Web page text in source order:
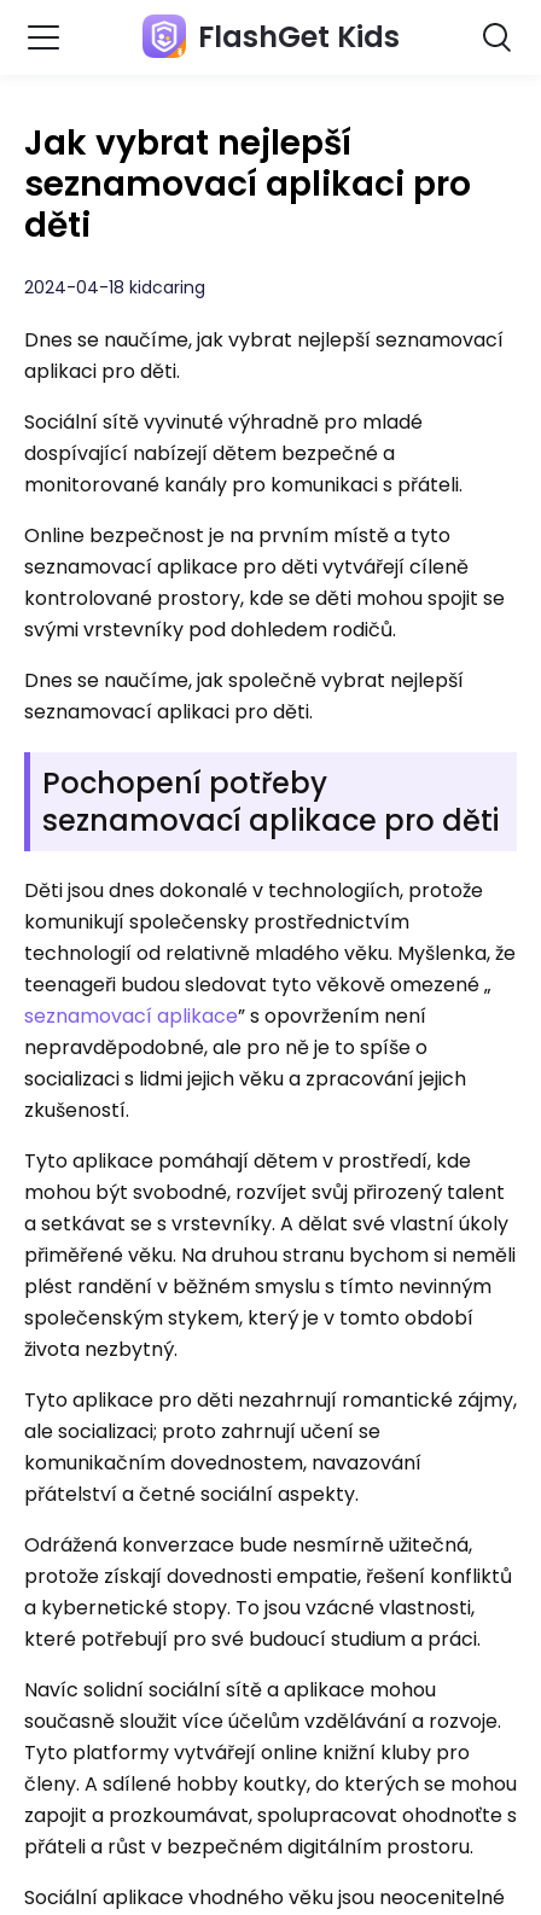
FlashGet Kids
Jak vybrat nejlepší
seznamovací aplikaci pro
děti
2024-04-18 kidcaring
Dnes se naučíme, jak vybrat nejlepší seznamovací
aplikaci pro děti.
Sociální sítě vyvinuté výhradně pro mladé
dospívající nabízejí dětem bezpečné a
monitorované kanály pro komunikaci s přáteli.
Online bezpečnost je na prvním místě a tyto
seznamovací aplikace pro děti vytvářejí cíleně
kontrolované prostory, kde se děti mohou spojit se
svými vrstevníky pod dohledem rodičů.
Dnes se naučíme, jak společně vybrat nejlepší
seznamovací aplikaci pro děti.
Pochopení potřeby
seznamovací aplikace pro děti
Děti jsou dnes dokonalé v technologiích, protože
komunikují společensky prostřednictvím
technologií od relativně mladého věku. Myšlenka, že
teenageři budou sledovat tyto věkově omezené „
seznamovací aplikace” s opovržením není
nepravděpodobné, ale pro ně je to spíše o
socializaci s lidmi jejich věku a zpracování jejich
zkušeností.
Tyto aplikace pomáhají dětem v prostředí, kde
mohou být svobodné, rozvíjet svůj přirozený talent
a setkávat se s vrstevníky. A dělat své vlastní úkoly
přiměřené věku. Na druhou stranu bychom si neměli
plést randění v běžném smyslu s tímto nevinným
společenským stykem, který je v tomto období
života nezbytný.
Tyto aplikace pro děti nezahrnují romantické zájmy,
ale socializaci; proto zahrnují učení se
komunikačním dovednostem, navazování
přátelství a četné sociální aspekty.
Odrážená konverzace bude nesmírně užitečná,
protože získají dovednosti empatie, řešení konfliktů
a kybernetické stopy. To jsou vzácné vlastnosti,
které potřebují pro své budoucí studium a práci.
Navíc solidní sociální sítě a aplikace mohou
současně sloužit více účelům vzdělávání a rozvoje.
Tyto platformy vytvářejí online knižní kluby pro
členy. A sdílené hobby koutky, do kterých se mohou
zapojit a prozkoumávat, spolupracovat ohodnoťte s
přáteli a růst v bezpečném digitálním prostoru.
Sociální aplikace vhodného věku jsou neocenitelné